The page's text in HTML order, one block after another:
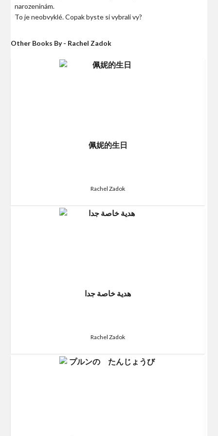
narozeninám.
To je neobvyklé. Copak byste si vybrali vy?
Other Books By - Rachel Zadok
佩妮的生日
Rachel Zadok
هدية خاصة جدا
Rachel Zadok